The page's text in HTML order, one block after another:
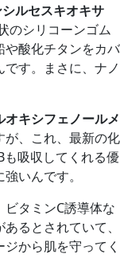
ルセスキオキサ
のシリコーンゴム
や酸化チタンをカバ
す。まさに、ナノ
オキシフェノールメ
が、これ、最新の化
吸収してくれる優
いんです。
ビタミンC誘導体な
るとされていて、
から肌を守ってく